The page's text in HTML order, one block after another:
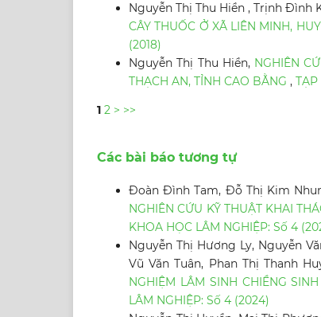
Nguyễn Thị Thu Hiền , Trịnh Đình
CÂY THUỐC Ở XÃ LIÊN MINH,
(2018)
Nguyễn Thị Thu Hiền, NGHIÊN
THẠCH AN, TỈNH CAO BẰNG , TẠP
1 2 > >>
Các bài báo tương tự
Đoàn Đình Tam, Đỗ Thị Kim
NGHIÊN CỨU KỸ THUẬT KHAI
KHOA HỌC LÂM NGHIỆP: Số 4
Nguyễn Thị Hương Ly, Nguyễn
Vũ Văn Tuân, Phan Thị Thanh
NGHIỆM LÂM SINH CHIỀNG
LÂM NGHIỆP: Số 4 (2024)